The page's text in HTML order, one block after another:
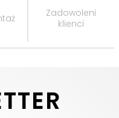
Zadowoleni
klienci